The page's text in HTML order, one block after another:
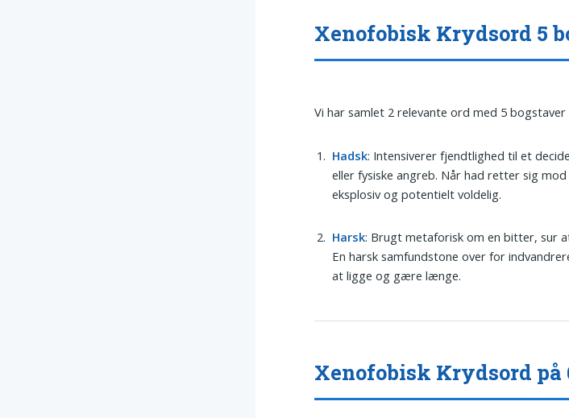
Xenofobisk Krydsord 5
Vi har samlet 2 relevante ord med 5
Hadsk: Intensiverer fjendtlighed til et
eller fysiske angreb. Når had retter sig
eksplosiv og potentielt voldelig.
Harsk: Brugt metaforisk om en bitter, sur
En harsk samfunds­tone over for
at ligge og gære længe.
Xenofobisk Krydsord på